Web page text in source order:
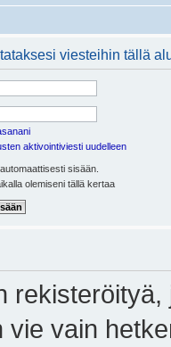
viesteihin tällä
aktivointiviesti uudelleen
sisään.
olemiseni tällä kertaa
vie vain